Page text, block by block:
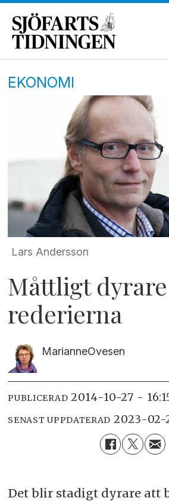
EKONOMI
Lars Andersson
Måttligt
rederierna
MarianneOvesen
PUBLICERAD 2014-10-27 -
SENAST UPPDATERAD 2023-
Det blir stadigt dyrare att